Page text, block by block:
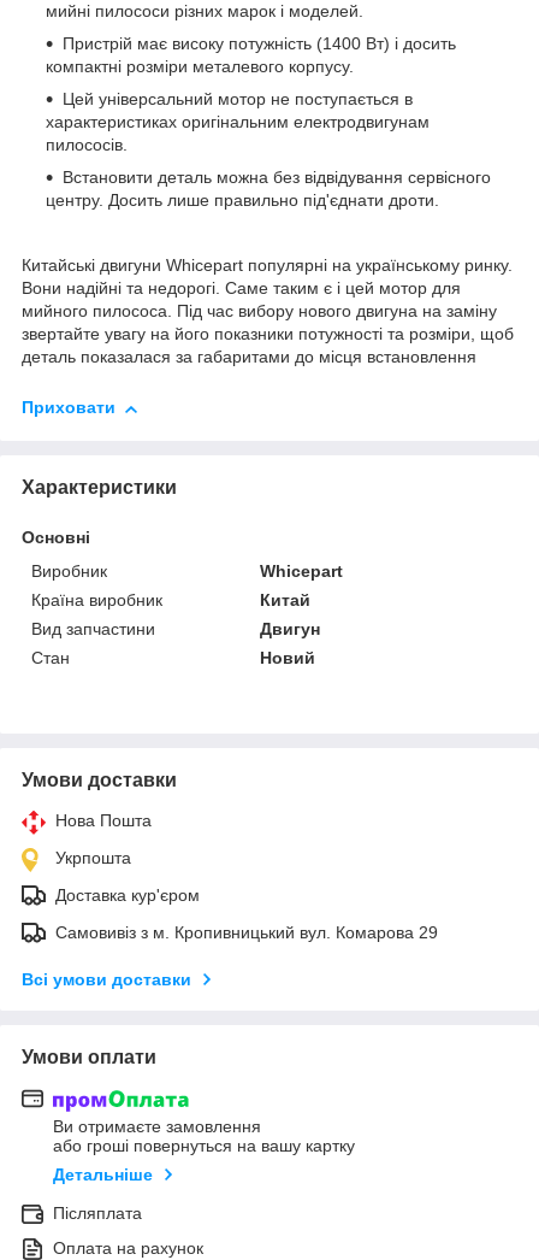
мийні пилососи різних марок і моделей.
Пристрій має високу потужність (1400 Вт) і досить
компактні розміри металевого корпусу.
Цей універсальний мотор не поступається в
характеристиках оригінальним електродвигунам
пилососів.
Встановити деталь можна без відвідування сервісного
центру. Досить лише правильно під'єднати дроти.
Китайські двигуни Whicepart популярні на українському ринку.
Вони надійні та недорогі. Саме таким є і цей мотор для
мийного пилососа. Під час вибору нового двигуна на заміну
звертайте увагу на його показники потужності та розміри, щоб
деталь показалася за габаритами до місця встановлення
Приховати
Характеристики
Основні
Виробник
Whicepart
Країна виробник
Китай
Вид запчастини
Двигун
Стан
Новий
Умови доставки
Нова Пошта
Укрпошта
Доставка кур'єром
Самовивіз з м. Кропивницький вул. Комарова 29
Всі умови доставки
Умови оплати
Ви отримаєте замовлення
або гроші повернуться на вашу картку
Детальніше
Післяплата
Оплата на рахунок